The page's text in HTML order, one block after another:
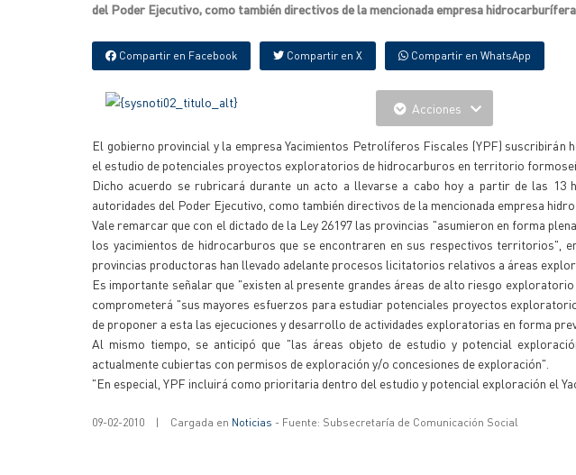
del Poder Ejecutivo, como también directivos de la mencionada empresa
Compartir en Facebook Compartir en X Compartir en WhatsApp
Acciones
El gobierno provincial y la empresa Yacimientos Petrolíferos Fiscales (YPF) suscribirán
el estudio de potenciales proyectos exploratorios de hidrocarburos en territorio
Dicho acuerdo se rubricará durante un acto a llevarse a cabo hoy a partir de las 13
autoridades del Poder Ejecutivo, como también directivos de la mencionada empresa
Vale remarcar que con el dictado de la Ley 26197 las provincias "asumieron en forma
los yacimientos de hidrocarburos que se encontraren en sus respectivos territorios",
provincias productoras han llevado adelante procesos licitatorios relativos a áreas
Es importante señalar que "existen al presente grandes áreas de alto riesgo
comprometerá "sus mayores esfuerzos para estudiar potenciales proyectos
de proponer a esta las ejecuciones y desarrollo de actividades exploratorias en forma
Al mismo tiempo, se anticipó que "las áreas objeto de estudio y potencial
actualmente cubiertas con permisos de exploración y/o concesiones de exploración".
"En especial, YPF incluirá como prioritaria dentro del estudio y potencial exploración el
09-02-2010 | Cargada en Noticias - Fuente: Subsecretaría de Comunicación Social